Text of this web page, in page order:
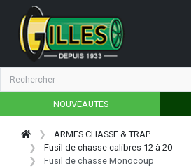
NOUVEAUTES
ARMES CHASSE & TRAP
Fusil de chasse calibres 12 à 20
Fusil de chasse Monocoup